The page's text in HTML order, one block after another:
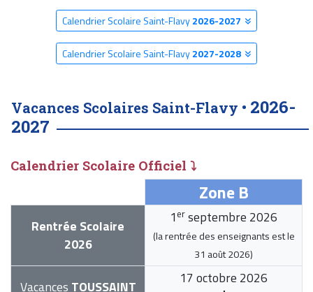
Calendrier Scolaire Saint-Flavy2026-2027
Calendrier Scolaire Saint-Flavy2027-2028
Vacances Scolaires Saint-Flavy • 2026-
2027
Calendrier Scolaire Officiel ⤵
Zone B
Rentrée Scolaire
2026
1 er septembre 2026
(la rentrée des enseignants est le
31 août 2026)
Vacances TOUSSAINT 17 octobre 2026